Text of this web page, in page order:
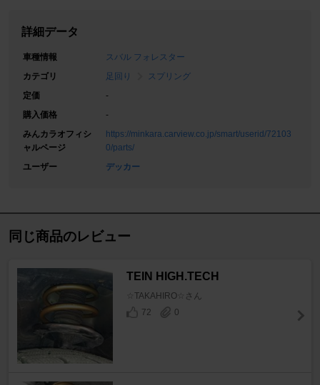
詳細データ
車種情報
スバル フォレスター
カテゴリ
足回り
スプリング
定価
-
購入価格
-
みんカラオフィシ
ャルページ
https://minkara.carview.co.jp/smart/userid/72103
0/parts/
ユーザー
デッカー
同じ商品のレビュー
TEIN HIGH.TECH
☆TAKAHIRO☆さん
72
0